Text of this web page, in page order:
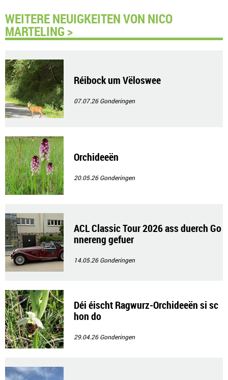
WEITERE NEUIGKEITEN VON NICO
MARTELING >
Réibock um Vëloswee
07.07.26Gonderingen
Orchideeën
20.05.26Gonderingen
ACL Classic Tour 2026 ass duerch Go
nnereng gefuer
14.05.26Gonderingen
Déi éischt Ragwurz-Orchideeën si sc
hon do
29.04.26Gonderingen